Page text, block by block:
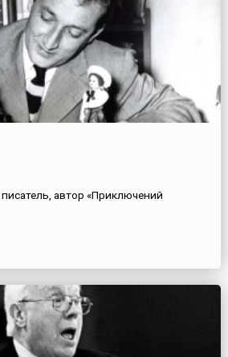
автор «Приключений